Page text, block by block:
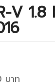
V 1.8
บาท